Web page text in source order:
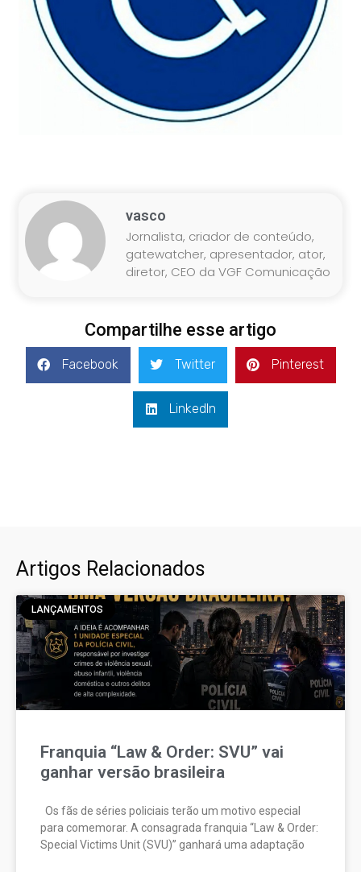
vasco
Jornalista, criador de conteúdo,
gatewatcher, apresentador, ator,
diretor, CEO da VGF Comunicação
Compartilhe esse artigo
Facebook Twitter Pinterest
LinkedIn
Artigos Relacionados
LANÇAMENTOS
Franquia “Law & Order: SVU” vai
ganhar versão brasileira
Os fãs de séries policiais terão um motivo especial
para comemorar. A consagrada franquia “Law & Order:
Special Victims Unit (SVU)” ganhará uma adaptação